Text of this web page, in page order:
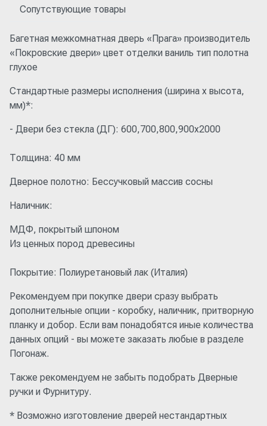
Сопутствующие товары
Багетная межкомнатная дверь «Прага» производитель
«Покровские двери» цвет отделки ваниль тип полотна
глухое
Стандартные размеры исполнения (ширина x высота,
мм)*:
- Двери без стекла (ДГ): 600,700,800,900x2000
Толщина: 40 мм
Дверное полотно: Бессучковый массив сосны
Наличник:
МДФ, покрытый шпоном
Из ценных пород древесины
Покрытие: Полиуретановый лак (Италия)
Рекомендуем при покупке двери сразу выбрать
дополнительные опции - коробку, наличник, притворную
планку и добор. Если вам понадобятся иные количества
данных опций - вы можете заказать любые в разделе
Погонаж.
Также рекомендуем не забыть подобрать Дверные
ручки и Фурнитуру.
* Возможно изготовление дверей нестандартных